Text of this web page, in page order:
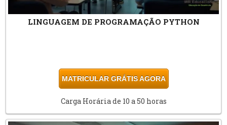
LINGUAGEM DE PROGRAMAÇÃO PYTHON
MATRICULAR GRÁTIS AGORA
Carga Horária de 10 a 50 horas